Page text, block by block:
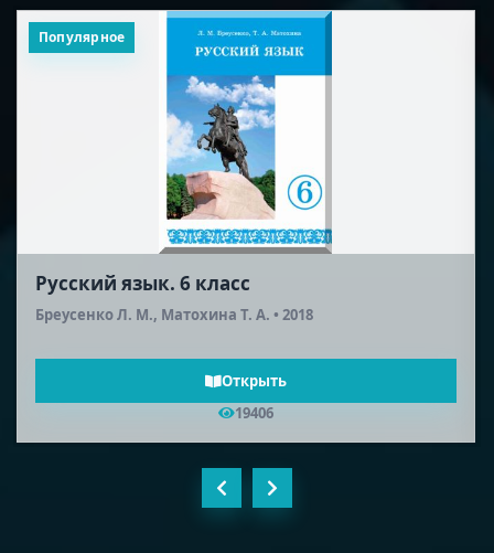
Популярное
Русский язык. 6 класс
Бреусенко Л. М., Матохина Т. А. • 2018
Открыть
19406